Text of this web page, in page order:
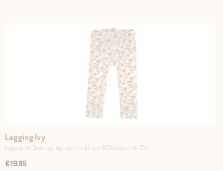
Legging Ivy
Legging Ivy Deze legging is gemaakt van 95% katoen en 5%…
€ 19,95